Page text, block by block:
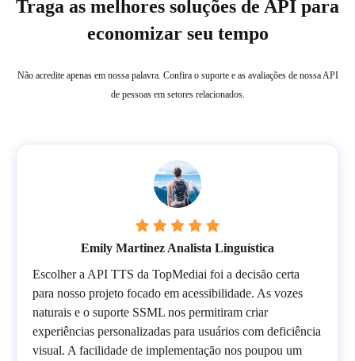
Traga as melhores soluções de API para
economizar seu tempo
Não acredite apenas em nossa palavra. Confira o suporte e as avaliações de nossa API
de pessoas em setores relacionados.
Emily Martinez Analista Linguística
Escolher a API TTS da TopMediai foi a decisão certa
para nosso projeto focado em acessibilidade. As vozes
naturais e o suporte SSML nos permitiram criar
experiências personalizadas para usuários com deficiência
visual. A facilidade de implementação nos poupou um